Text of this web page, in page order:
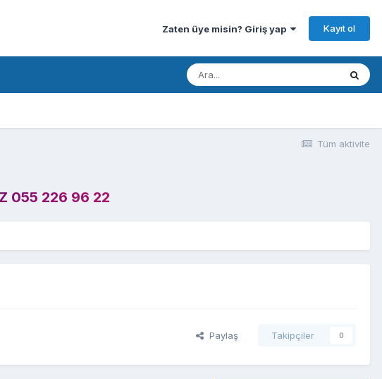
Zaten üye misin? Giriş yap Kayıt ol
Tüm aktivite
055 226 96 22
Paylaş Takipçiler 0